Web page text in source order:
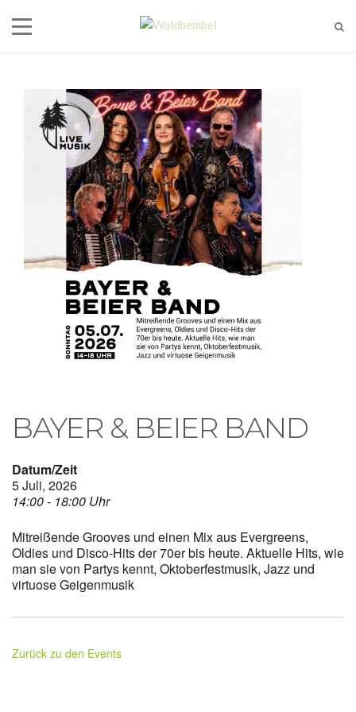
BAYER & BEIER BAND
Datum/Zeit
5 Juli, 2026
14:00 - 18:00 Uhr
Mitreißende Grooves und einen Mix aus Evergreens,
Oldies und Disco-Hits der 70er bis heute. Aktuelle Hits, wie
man sie von Partys kennt, Oktoberfestmusik, Jazz und
virtuose Geigenmusik
Zurück zu den Events